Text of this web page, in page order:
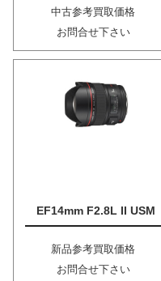
中古参考買取価格
お問合せ下さい
EF14mm F2.8L II USM
新品参考買取価格
お問合せ下さい